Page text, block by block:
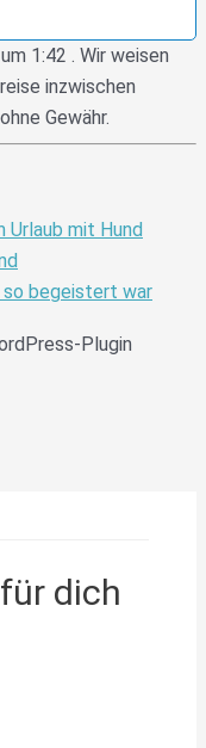
1:42 . Wir weisen
inzwischen
Gewähr.
Urlaub mit Hund
so begeistert war
Plugin
dich